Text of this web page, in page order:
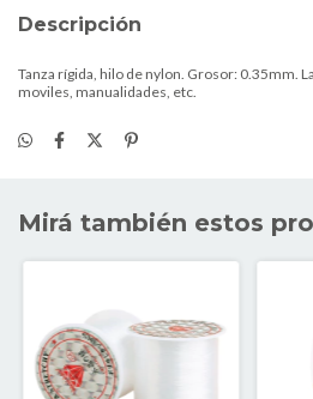
Descripción
Tanza rígida, hilo de nylon. Grosor: 0.35mm.
moviles, manualidades, etc.
Mirá también estos